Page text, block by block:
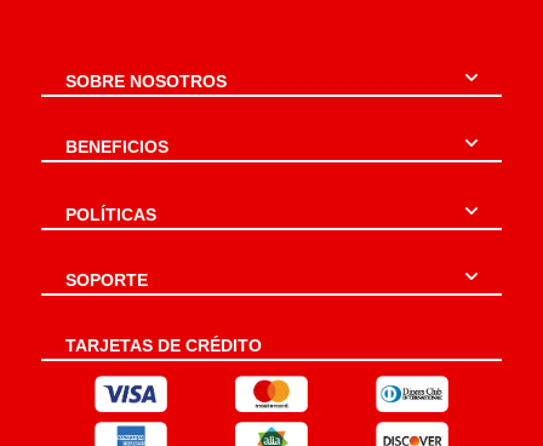
SOBRE NOSOTROS
BENEFICIOS
POLÍTICAS
SOPORTE
TARJETAS DE CRÉDITO